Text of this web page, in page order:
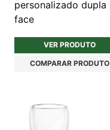
personalizado dupla
face
VER PRODUTO
COMPARAR PRODUTO